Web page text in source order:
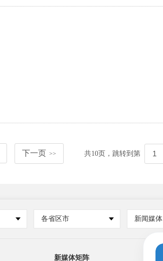
下一页 >> 共10页，跳转到第
各省区市 新闻媒体
新媒体矩阵